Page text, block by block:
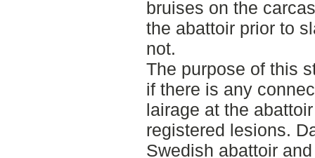
bruises on the
the abattoir prior to
not.
The purpose of this
if there is any
lairage at the
registered lesions.
Swedish abattoir